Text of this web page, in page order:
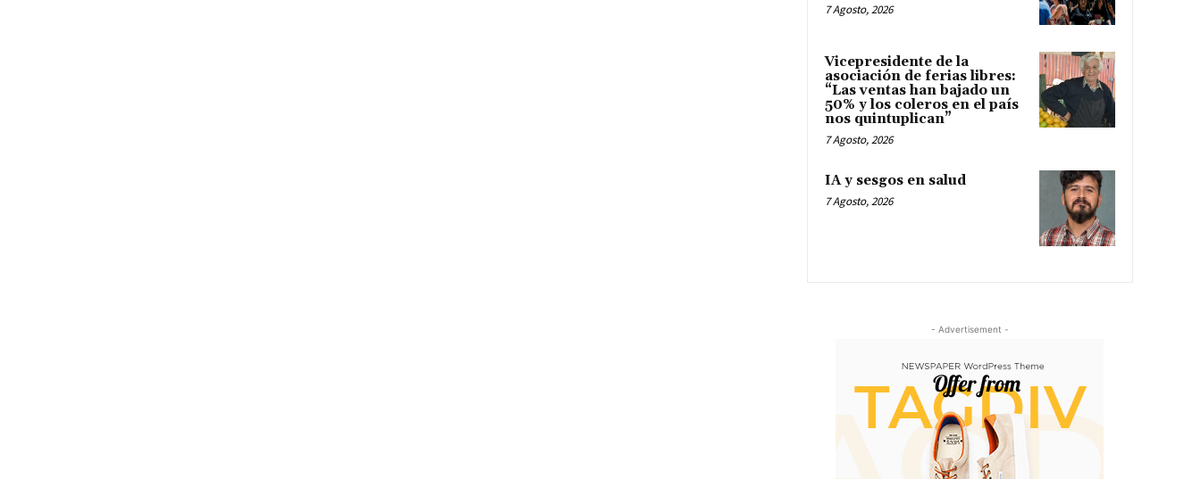
7 Agosto, 2026
Vicepresidente de la
asociación de ferias libres:
“Las ventas han bajado un
50% y los coleros en el país
nos quintuplican”
7 Agosto, 2026
IA y sesgos en salud
7 Agosto, 2026
- Advertisement -